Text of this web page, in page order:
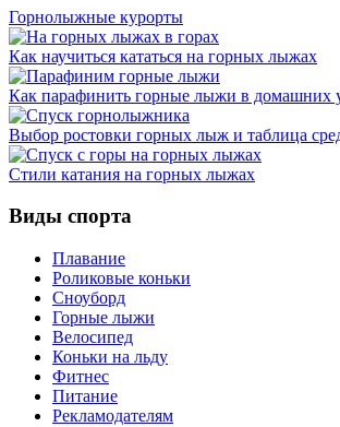
Горнолыжные курорты
Как научиться кататься на горных лыжах
Как парафинить горные лыжи в домашних
Выбор ростовки горных лыж и таблица
Стили катания на горных лыжах
Виды спорта
Плавание
Роликовые коньки
Сноуборд
Горные лыжи
Велосипед
Коньки на льду
Фитнес
Питание
Рекламодателям